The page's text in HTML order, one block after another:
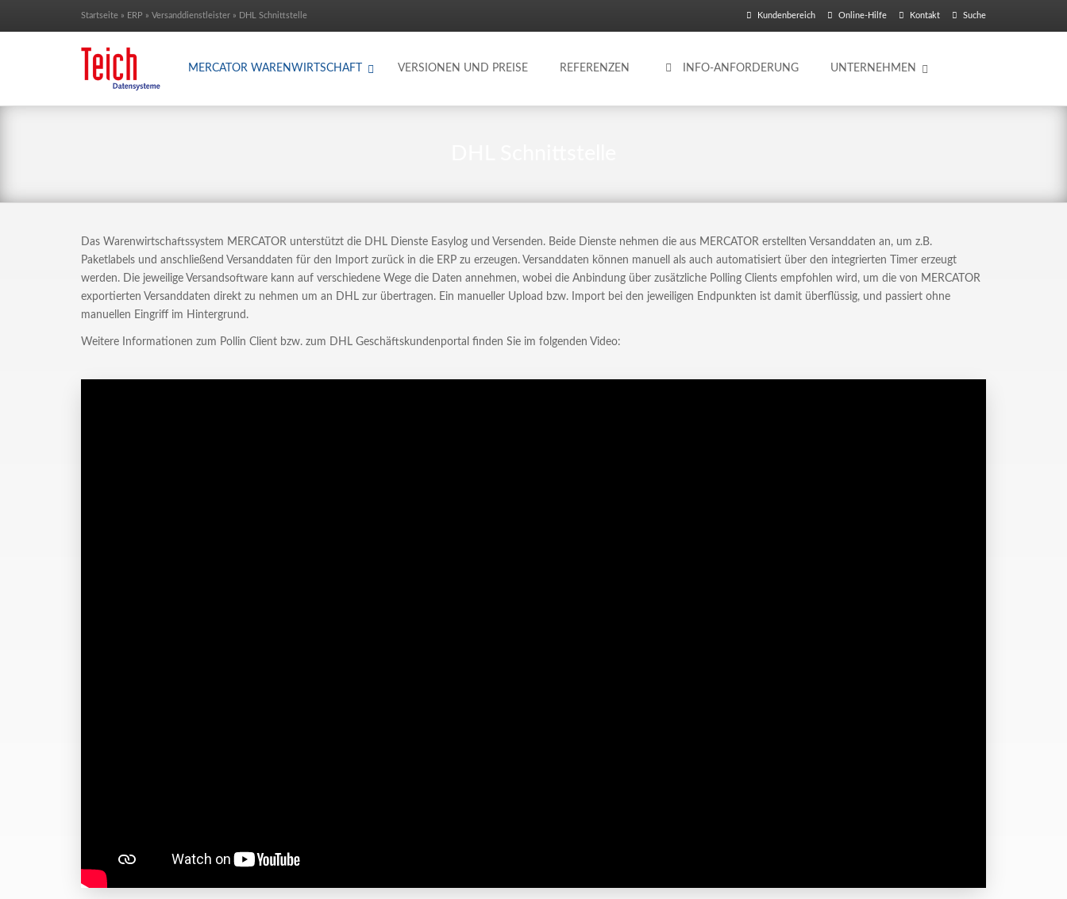
Startseite » ERP » Versanddienstleister » DHL Schnittstelle Kundenbereich Online-Hilfe Kontakt Suche
MERCATOR WARENWIRTSCHAFT VERSIONEN UND PREISE REFERENZEN INFO-ANFORDERUNG UNTERNEHMEN
Das Warenwirtschaftssystem MERCATOR unterstützt die DHL Dienste Easylog und Versenden. Beide Dienste nehmen die aus MERCATOR erstellten Versanddaten an, um z.B.
Paketlabels und anschließend Versanddaten für den Import zurück in die ERP zu erzeugen. Versanddaten können manuell als auch automatisiert über den integrierten Timer erzeugt
werden. Die jeweilige Versandsoftware kann auf verschiedene Wege die Daten annehmen, wobei die Anbindung über zusätzliche Polling Clients empfohlen wird, um die von MERCATOR
exportierten Versanddaten direkt zu nehmen um an DHL zur übertragen. Ein manueller Upload bzw. Import bei den jeweiligen Endpunkten ist damit überflüssig, und passiert ohne
manuellen Eingriff im Hintergrund.
Weitere Informationen zum Pollin Client bzw. zum DHL Geschäftskundenportal finden Sie im folgenden Video: